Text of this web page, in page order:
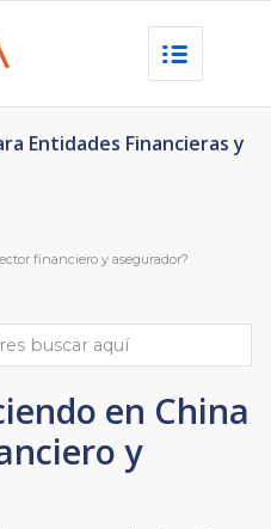
Entidades Financieras y
financiero y asegurador?
en China
y